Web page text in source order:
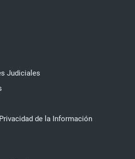
Judiciales
de la Información